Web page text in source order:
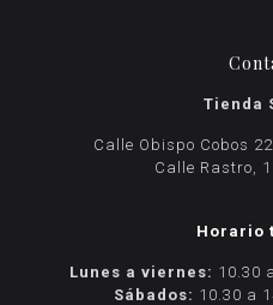
Tienda
Calle Obispo Cobos
Calle Rastro,
Horario
Lunes a viernes: 10.30
Sábados: 10.30 a